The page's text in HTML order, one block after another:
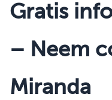
Gratis
– Neem
Miranda